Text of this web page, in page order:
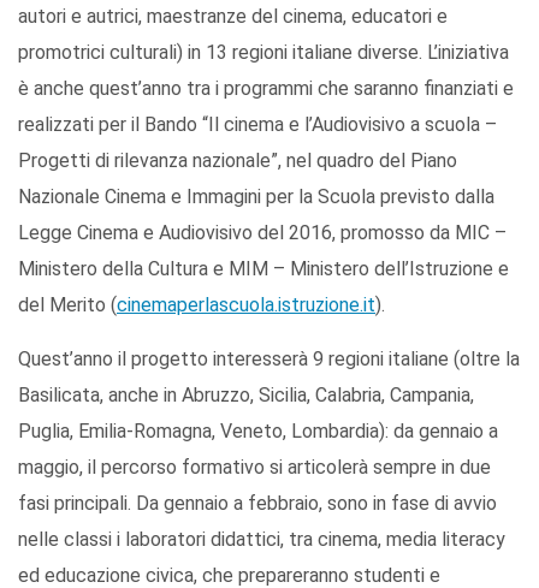
autori e autrici, maestranze del cinema, educatori e
promotrici culturali) in 13 regioni italiane diverse. L’iniziativa
è anche quest’anno tra i programmi che saranno finanziati e
realizzati per il Bando “Il cinema e l’Audiovisivo a scuola –
Progetti di rilevanza nazionale”, nel quadro del Piano
Nazionale Cinema e Immagini per la Scuola previsto dalla
Legge Cinema e Audiovisivo del 2016, promosso da MIC –
Ministero della Cultura e MIM – Ministero dell’Istruzione e
del Merito (cinemaperlascuola.istruzione.it).
Quest’anno il progetto interesserà 9 regioni italiane (oltre la
Basilicata, anche in Abruzzo, Sicilia, Calabria, Campania,
Puglia, Emilia-Romagna, Veneto, Lombardia): da gennaio a
maggio, il percorso formativo si articolerà sempre in due
fasi principali. Da gennaio a febbraio, sono in fase di avvio
nelle classi i laboratori didattici, tra cinema, media literacy
ed educazione civica, che prepareranno studenti e